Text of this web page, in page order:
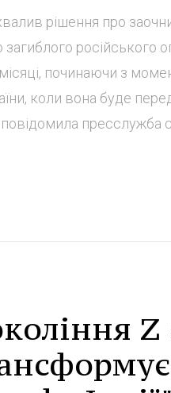
рішення про
російського
починаючи з
коли вона буде
пресслужба с...